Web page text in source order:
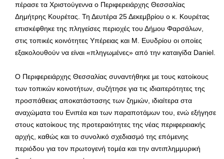
πέρασε τα Χριστούγεννα ο Περιφερειάρχης Θεσσαλίας
Δημήτρης Κουρέτας. Τη Δευτέρα 25 Δεκεμβρίου ο κ. Κουρέτας
επισκέφθηκε της πληγείσες περιοχές του Δήμου Φαρσάλων,
στις τοπικές κοινότητες Υπέρειας και Μ. Ευυδρίου οι οποίες
εξακολουθούν να είναι «πληγωμένες» από την καταιγίδα Daniel.
Ο Περιφερειάρχης Θεσσαλίας συναντήθηκε με τους κατοίκους
των τοπικών κοινοτήτων, συζήτησε για τις ιδιαιτερότητες της
προσπάθειας αποκατάστασης των ζημιών, ιδιαίτερα στα
αναχώματα του Ενιπέα και των παραποτάμων του, ενώ εξήγησε
στους κατοίκους της προτεραιότητες της νέας περιφερειακής
αρχής, καθώς και το συνολικό σχεδιασμό της επόμενης
περιόδου για τον πρωτογενή τομέα και την αντιπλημμυρική